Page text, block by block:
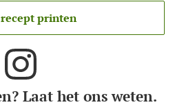
printen
Laat het ons weten.